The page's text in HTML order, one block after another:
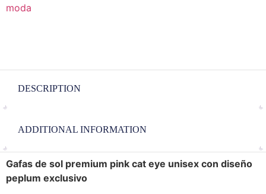
moda
DESCRIPTION
ADDITIONAL INFORMATION
Gafas de sol premium pink cat eye unisex con diseño
peplum exclusivo